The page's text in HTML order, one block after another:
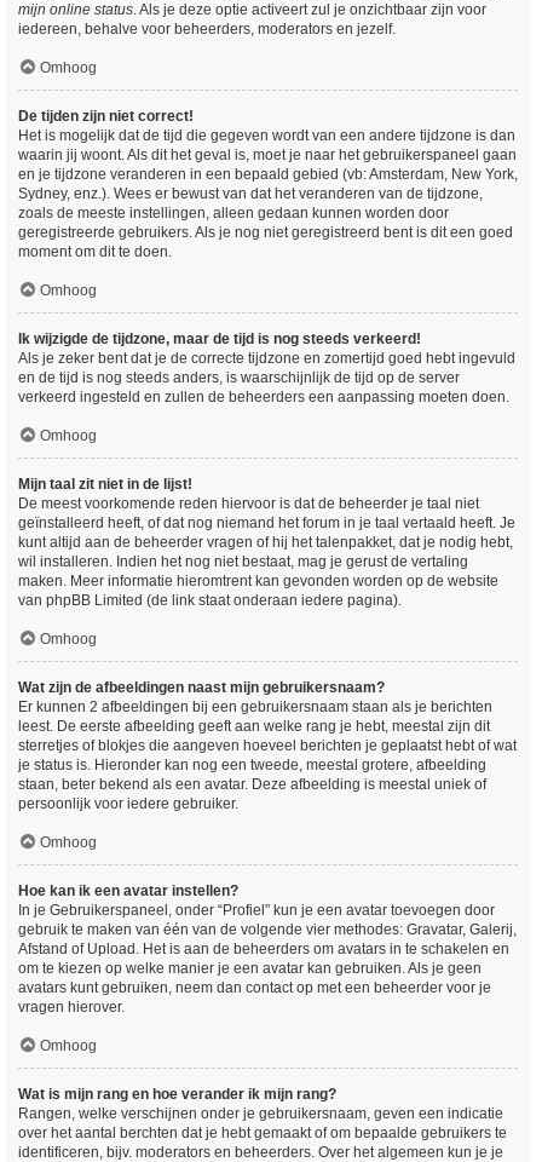
mijn online status. Als je deze optie activeert zul je onzichtbaar zijn voor
iedereen, behalve voor beheerders, moderators en jezelf.
Omhoog
De tijden zijn niet correct!
Het is mogelijk dat de tijd die gegeven wordt van een andere tijdzone is dan
waarin jij woont. Als dit het geval is, moet je naar het gebruikerspaneel gaan
en je tijdzone veranderen in een bepaald gebied (vb: Amsterdam, New York,
Sydney, enz.). Wees er bewust van dat het veranderen van de tijdzone,
zoals de meeste instellingen, alleen gedaan kunnen worden door
geregistreerde gebruikers. Als je nog niet geregistreerd bent is dit een goed
moment om dit te doen.
Omhoog
Ik wijzigde de tijdzone, maar de tijd is nog steeds verkeerd!
Als je zeker bent dat je de correcte tijdzone en zomertijd goed hebt ingevuld
en de tijd is nog steeds anders, is waarschijnlijk de tijd op de server
verkeerd ingesteld en zullen de beheerders een aanpassing moeten doen.
Omhoog
Mijn taal zit niet in de lijst!
De meest voorkomende reden hiervoor is dat de beheerder je taal niet
geïnstalleerd heeft, of dat nog niemand het forum in je taal vertaald heeft. Je
kunt altijd aan de beheerder vragen of hij het talenpakket, dat je nodig hebt,
wil installeren. Indien het nog niet bestaat, mag je gerust de vertaling
maken. Meer informatie hieromtrent kan gevonden worden op de website
van phpBB Limited (de link staat onderaan iedere pagina).
Omhoog
Wat zijn de afbeeldingen naast mijn gebruikersnaam?
Er kunnen 2 afbeeldingen bij een gebruikersnaam staan als je berichten
leest. De eerste afbeelding geeft aan welke rang je hebt, meestal zijn dit
sterretjes of blokjes die aangeven hoeveel berichten je geplaatst hebt of wat
je status is. Hieronder kan nog een tweede, meestal grotere, afbeelding
staan, beter bekend als een avatar. Deze afbeelding is meestal uniek of
persoonlijk voor iedere gebruiker.
Omhoog
Hoe kan ik een avatar instellen?
In je Gebruikerspaneel, onder “Profiel” kun je een avatar toevoegen door
gebruik te maken van één van de volgende vier methodes: Gravatar, Galerij,
Afstand of Upload. Het is aan de beheerders om avatars in te schakelen en
om te kiezen op welke manier je een avatar kan gebruiken. Als je geen
avatars kunt gebruiken, neem dan contact op met een beheerder voor je
vragen hierover.
Omhoog
Wat is mijn rang en hoe verander ik mijn rang?
Rangen, welke verschijnen onder je gebruikersnaam, geven een indicatie
over het aantal berchten dat je hebt gemaakt of om bepaalde gebruikers te
identificeren, bijv. moderators en beheerders. Over het algemeen kun je je